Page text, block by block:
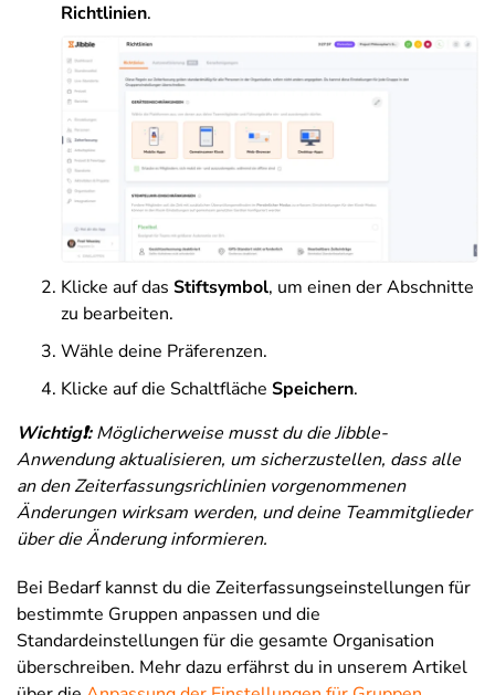
Richtlinien.
Klicke auf das Stiftsymbol, um einen der Abschnitte
zu bearbeiten.
Wähle deine Präferenzen.
Klicke auf die Schaltfläche Speichern.
Wichtig❗:Möglicherweise musst du die Jibble-
Anwendung aktualisieren, um sicherzustellen, dass alle
an den Zeiterfassungsrichlinien vorgenommenen
Änderungen wirksam werden, und deine Teammitglieder
über die Änderung informieren.
Bei Bedarf kannst du die Zeiterfassungseinstellungen für
bestimmte Gruppen anpassen und die
Standardeinstellungen für die gesamte Organisation
überschreiben. Mehr dazu erfährst du in unserem Artikel